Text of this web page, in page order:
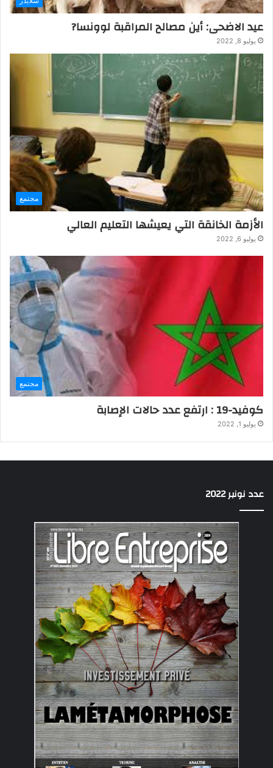
عيد الاضحى: أين مصالح المراقبة لوونسا?
يوليو 8, 2022
مجتمع
الأزمة الخانقة التي يعيشها التعليم العالي
يوليو 6, 2022
مجتمع
كوفيد-19 : ارتفع عدد حالات الإصابة
يوليو 1, 2022
عدد نونبر 2022